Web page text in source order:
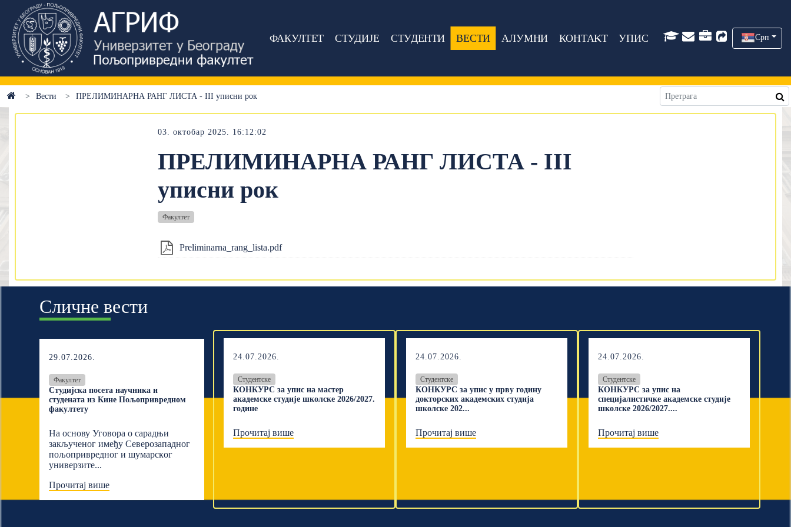
ФАКУЛТЕТ СТУДИЈЕ СТУДЕНТИ ВЕСТИ АЛУМНИ КОНТАКТ УПИС Срп
Вести ПРЕЛИМИНАРНА РАНГ ЛИСТА - III уписни рок
03. октобар 2025. 16:12:02
ПРЕЛИМИНАРНА РАНГ ЛИСТА - III
уписни рок
Факултет
Preliminarna_rang_lista.pdf
Сличне вести
29.07.2026.
Факултет
Студијска посета научника и
студената из Кине Пољопривредном
факултету
На основу Уговора о сарадњи
закљученог имеђу Северозападног
пољопривредног и шумарскoг
универзите...
Прочитај више
24.07.2026.
Студентске
КОНКУРС за упис на мастер
академске студије школске 2026/2027.
године
Прочитај више
24.07.2026.
Студентске
КОНКУРС за упис у прву годину
докторских академских студија
школске 202...
Прочитај више
24.07.2026.
Студентске
КОНКУРС за упис на
специјалистичке академске студије
школске 2026/2027....
Прочитај више